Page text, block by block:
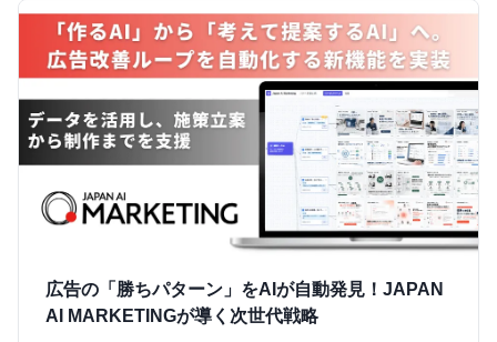
広告の「勝ちパターン」をAIが自動発見！JAPAN
AI MARKETINGが導く次世代戦略